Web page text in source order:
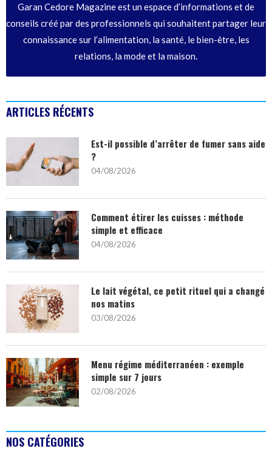
Garan Cedore Magazine est un espace d’informations et de
conseils créé par des professionnels qui souhaitent partager leur
connaissance sur l’alimentation, la santé, le bien-être, les
relations, la mode et la maison.
ARTICLES RÉCENTS
Est-il possible d’arrêter de fumer sans aide
?
04/08/2026
Comment étirer les cuisses : méthode
simple et efficace
04/08/2026
Le lait végétal, ce petit rituel qui a changé
nos matins
03/08/2026
Menu régime méditerranéen : exemple
simple sur 7 jours
02/08/2026
NOS CATÉGORIES